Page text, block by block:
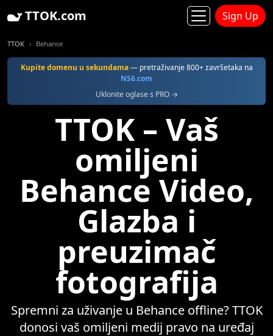
TTOK.com Sign Up
TTOK Behance
Kupite domenu u sekundama— pretraživanje 800+ završetaka na
NS6.com
Uklonite oglase s PRO →
TTOK – Vaš
omiljeni
Behance Video,
Glazba i
preuzimač
fotografija
Spremni za uživanje u Behance offline? TTOK
donosi vaš omiljeni medij pravo na uređaj